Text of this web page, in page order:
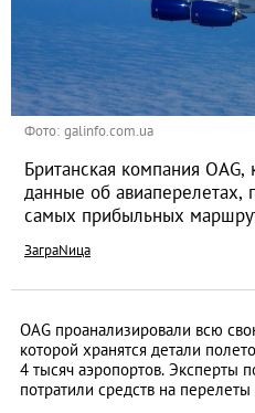
Фото: galinfo.com.ua
Британская компания
данные об авиаперелетах,
самых прибыльных
ЗаграNица
OAG проанализировали всю
которой хранятся детали
4 тысяч аэропортов. Эксперты
потратили средств на